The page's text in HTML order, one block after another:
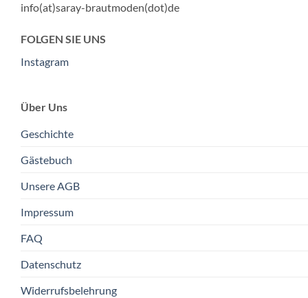
info(at)saray-brautmoden(dot)de
FOLGEN SIE UNS
Instagram
Über Uns
Geschichte
Gästebuch
Unsere AGB
Impressum
FAQ
Datenschutz
Widerrufsbelehrung